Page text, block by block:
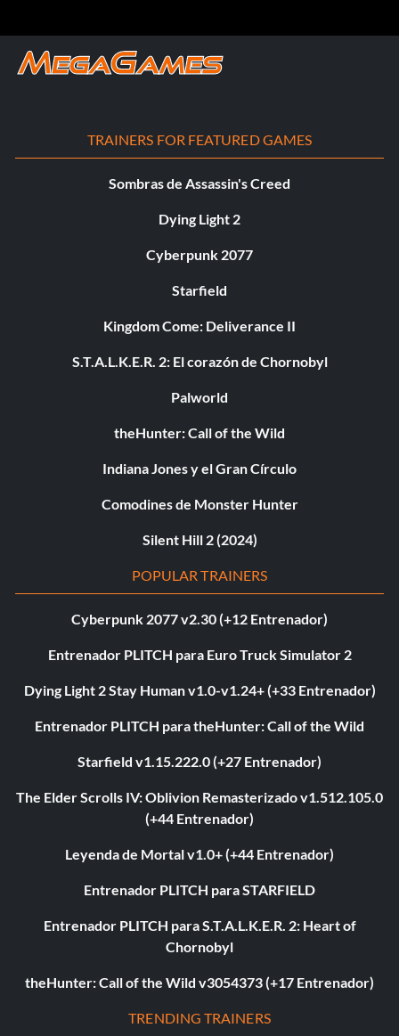
TRAINERS FOR FEATURED GAMES
Sombras de Assassin's Creed
Dying Light 2
Cyberpunk 2077
Starfield
Kingdom Come: Deliverance II
S.T.A.L.K.E.R. 2: El corazón de Chornobyl
Palworld
theHunter: Call of the Wild
Indiana Jones y el Gran Círculo
Comodines de Monster Hunter
Silent Hill 2 (2024)
POPULAR TRAINERS
Cyberpunk 2077 v2.30 (+12 Entrenador)
Entrenador PLITCH para Euro Truck Simulator 2
Dying Light 2 Stay Human v1.0-v1.24+ (+33 Entrenador)
Entrenador PLITCH para theHunter: Call of the Wild
Starfield v1.15.222.0 (+27 Entrenador)
The Elder Scrolls IV: Oblivion Remasterizado v1.512.105.0
(+44 Entrenador)
Leyenda de Mortal v1.0+ (+44 Entrenador)
Entrenador PLITCH para STARFIELD
Entrenador PLITCH para S.T.A.L.K.E.R. 2: Heart of
Chornobyl
theHunter: Call of the Wild v3054373 (+17 Entrenador)
TRENDING TRAINERS